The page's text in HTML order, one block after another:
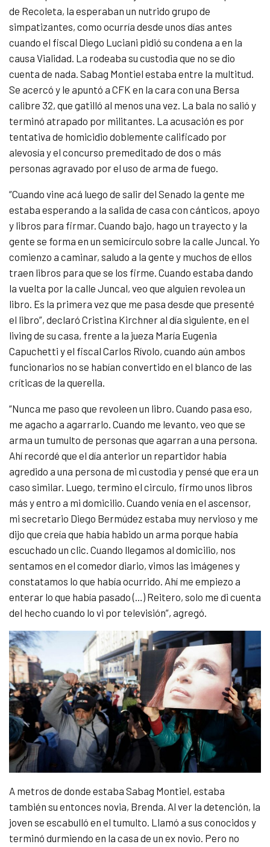
de Recoleta, la esperaban un nutrido grupo de
simpatizantes, como ocurría desde unos días antes
cuando el fiscal Diego Luciani pidió su condena a en la
causa Vialidad. La rodeaba su custodia que no se dio
cuenta de nada. Sabag Montiel estaba entre la multitud.
Se acercó y le apuntó a CFK en la cara con una Bersa
calibre 32, que gatilló al menos una vez. La bala no salió y
terminó atrapado por militantes. La acusación es por
tentativa de homicidio doblemente calificado por
alevosía y el concurso premeditado de dos o más
personas agravado por el uso de arma de fuego.
“Cuando vine acá luego de salir del Senado la gente me
estaba esperando a la salida de casa con cánticos, apoyo
y libros para firmar. Cuando bajo, hago un trayecto y la
gente se forma en un semicírculo sobre la calle Juncal. Yo
comienzo a caminar, saludo a la gente y muchos de ellos
traen libros para que se los firme. Cuando estaba dando
la vuelta por la calle Juncal, veo que alguien revolea un
libro. Es la primera vez que me pasa desde que presenté
el libro”, declaró Cristina Kirchner al día siguiente, en el
living de su casa, frente a la jueza María Eugenia
Capuchetti y el fiscal Carlos Rívolo, cuando aún ambos
funcionarios no se habían convertido en el blanco de las
críticas de la querella.
“Nunca me paso que revoleen un libro. Cuando pasa eso,
me agacho a agarrarlo. Cuando me levanto, veo que se
arma un tumulto de personas que agarran a una persona.
Ahí recordé que el día anterior un repartidor había
agredido a una persona de mi custodia y pensé que era un
caso similar. Luego, termino el circulo, firmo unos libros
más y entro a mi domicilio. Cuando venía en el ascensor,
mi secretario Diego Bermúdez estaba muy nervioso y me
dijo que creía que había habido un arma porque había
escuchado un clic. Cuando llegamos al domicilio, nos
sentamos en el comedor diario, vimos las imágenes y
constatamos lo que había ocurrido. Ahí me empiezo a
enterar lo que había pasado (…) Reitero, solo me di cuenta
del hecho cuando lo vi por televisión”, agregó.
A metros de donde estaba Sabag Montiel, estaba
también su entonces novia, Brenda. Al ver la detención, la
joven se escabulló en el tumulto. Llamó a sus conocidos y
terminó durmiendo en la casa de un ex novio. Pero no